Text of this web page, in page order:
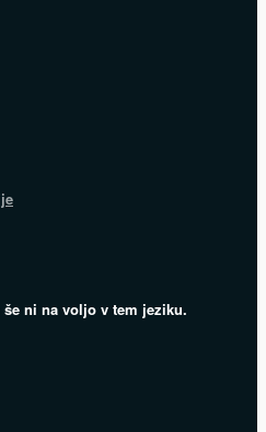
še ni na voljo v tem jeziku.